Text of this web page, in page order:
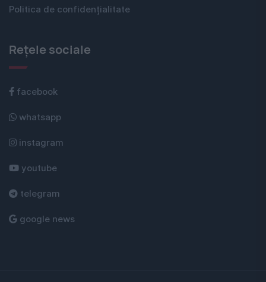
Politica de confidențialitate
Rețele sociale
facebook
whatsapp
instagram
youtube
telegram
google news